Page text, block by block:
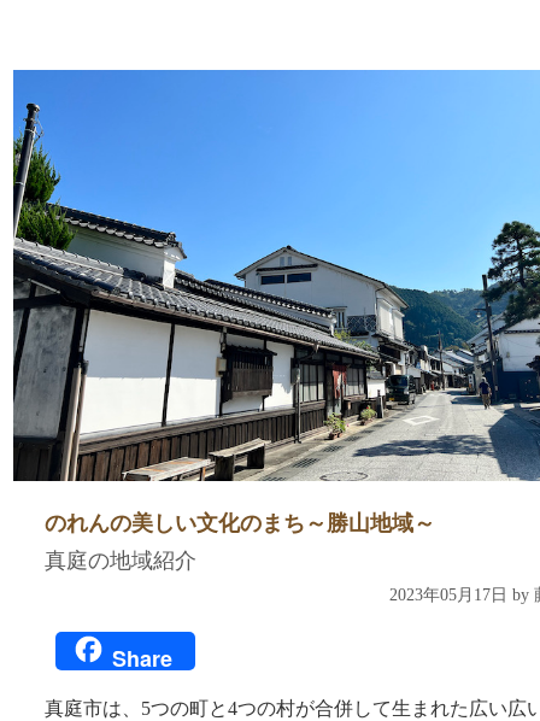
のれんの美しい文化のまち～勝山地域～
真庭の地域紹介
2023年05月17日 by
Share
真庭市は、5つの町と4つの村が合併して生まれた広い広